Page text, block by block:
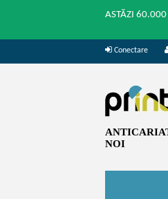
ASTĂZI 60.000
Conectare
NOI